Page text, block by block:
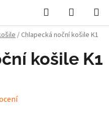
Hledat
KOŠÍK
/ Chlapecká noční košile K1
košile K1